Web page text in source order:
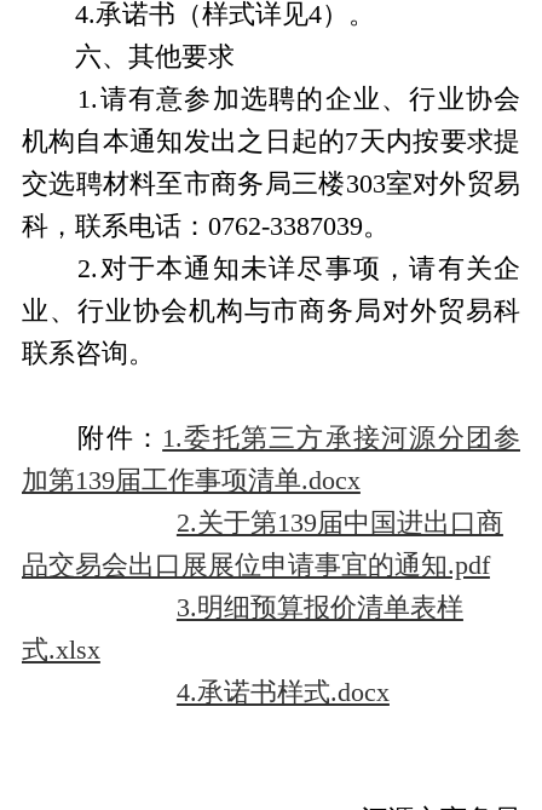
4.承诺书（样式详见4）。
六、其他要求
1.请有意参加选聘的企业、行业协会
机构自本通知发出之日起的7天内按要求提
交选聘材料至市商务局三楼303室对外贸易
科，联系电话：0762-3387039。
2.对于本通知未详尽事项，请有关企
业、行业协会机构与市商务局对外贸易科
联系咨询。
附件： 1.委托第三方承接河源分团参
加第139届工作事项清单.docx
2.关于第139届中国进出口商
品交易会出口展展位申请事宜的通知.pdf
3.明细预算报价清单表样
式.xlsx
4.承诺书样式.docx